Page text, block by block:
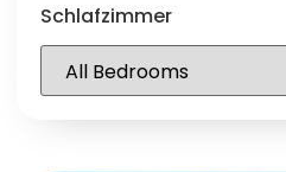
Schlafzimmer